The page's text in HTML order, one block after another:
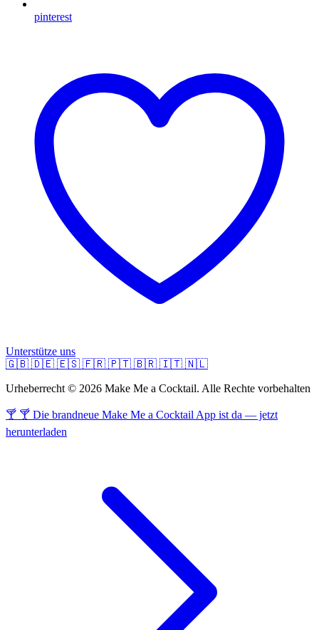
pinterest
Unterstütze uns
🇬🇧 🇩🇪 🇪🇸 🇫🇷 🇵🇹 🇧🇷 🇮🇹 🇳🇱
Urheberrecht © 2026 Make Me a Cocktail. Alle Rechte vorbehalten
🍸 🍸 Die brandneue Make Me a Cocktail App ist da — jetzt
herunterladen